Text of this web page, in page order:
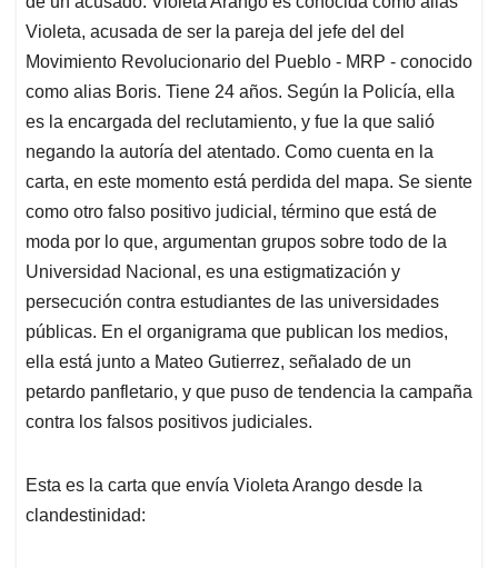
p
p
o
k
I
n
s
Violeta, acusada de ser la pareja del jefe del del
Movimiento Revolucionario del Pueblo - MRP - conocido
como alias Boris. Tiene 24 años. Según la Policía, ella
es la encargada del reclutamiento, y fue la que salió
negando la autoría del atentado. Como cuenta en la
carta, en este momento está perdida del mapa. Se siente
como otro falso positivo judicial, término que está de
moda por lo que, argumentan grupos sobre todo de la
Universidad Nacional, es una estigmatización y
persecución contra estudiantes de las universidades
públicas. En el organigrama que publican los medios,
ella está junto a Mateo Gutierrez, señalado de un
petardo panfletario, y que puso de tendencia la campaña
contra los falsos positivos judiciales.
Esta es la carta que envía Violeta Arango desde la
clandestinidad: